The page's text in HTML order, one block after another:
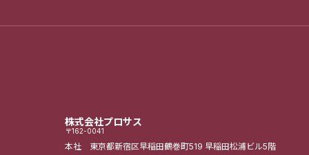
株式会社プロサス
〒162-0041
本社 東京都新宿区早稲田鶴巻町519 早稲田松浦ビル5階